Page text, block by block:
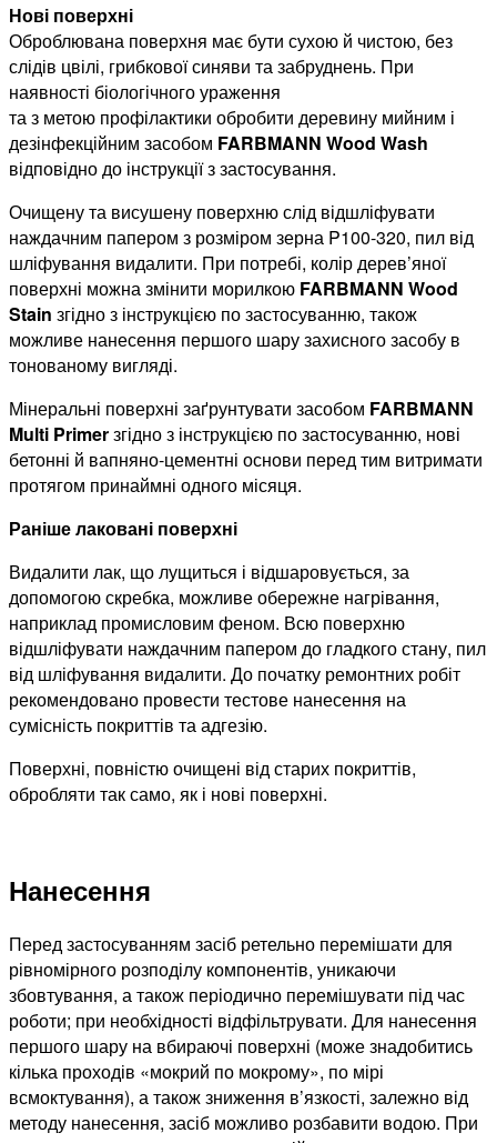
Нові поверхні
Оброблювана поверхня має бути сухою й чистою, без
слідів цвілі, грибкової синяви та забруднень. При
наявності біологічного ураження
та з метою профілактики обробити деревину мийним і
дезінфекційним засобом FARBMANN Wood Wash
відповідно до інструкції з застосування.
Очищену та висушену поверхню слід відшліфувати
наждачним папером з розміром зерна P100-320, пил від
шліфування видалити. При потребі, колір дерев’яної
поверхні можна змінити морилкою FARBMANN Wood
Stain згідно з інструкцією по застосуванню, також
можливе нанесення першого шару захисного засобу в
тонованому вигляді.
Мінеральні поверхні заґрунтувати засобом FARBMANN
Multi Primerзгідно з інструкцією по застосуванню, нові
бетонні й вапняно-цементні основи перед тим витримати
протягом принаймні одного місяця.
Раніше лаковані поверхні
Видалити лак, що лущиться і відшаровується, за
допомогою скребка, можливе обережне нагрівання,
наприклад промисловим феном. Всю поверхню
відшліфувати наждачним папером до гладкого стану, пил
від шліфування видалити. До початку ремонтних робіт
рекомендовано провести тестове нанесення на
сумісність покриттів та адгезію.
Поверхні, повністю очищені від старих покриттів,
обробляти так само, як і нові поверхні.
Нанесення
Перед застосуванням засіб ретельно перемішати для
рівномірного розподілу компонентів, уникаючи
збовтування, а також періодично перемішувати під час
роботи; при необхідності відфільтрувати. Для нанесення
першого шару на вбираючі поверхні (може знадобитись
кілька проходів «мокрий по мокрому», по мірі
всмоктування), а також зниження в’язкості, залежно від
методу нанесення, засіб можливо розбавити водою. При